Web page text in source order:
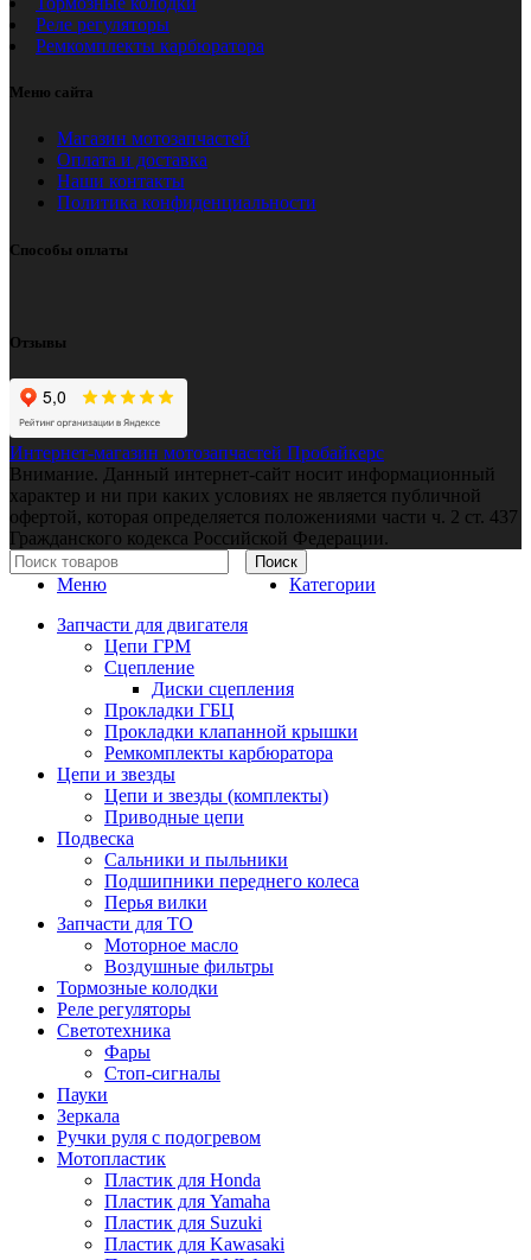
Реле регуляторы
Ремкомплекты карбюратора
Меню сайта
Магазин мотозапчастей
Оплата и доставка
Наши контакты
Политика конфиденциальности
Способы оплаты
Отзывы
Интернет-магазин мотозапчастей Пробайкерс
Внимание. Данный интернет-сайт носит информационный
характер и ни при каких условиях не является публичной
офертой, которая определяется положениями части ч. 2 ст. 437
Гражданского кодекса Российской Федерации.
Поиск
Меню
Категории
Запчасти для двигателя
Цепи ГРМ
Сцепление
Диски сцепления
Прокладки ГБЦ
Прокладки клапанной крышки
Ремкомплекты карбюратора
Цепи и звезды
Цепи и звезды (комплекты)
Приводные цепи
Подвеска
Сальники и пыльники
Подшипники переднего колеса
Перья вилки
Запчасти для ТО
Моторное масло
Воздушные фильтры
Тормозные колодки
Реле регуляторы
Cветотехника
Фары
Стоп-сигналы
Пауки
Зеркала
Ручки руля с подогревом
Мотопластик
Пластик для Honda
Пластик для Yamaha
Пластик для Suzuki
Пластик для Kawasaki